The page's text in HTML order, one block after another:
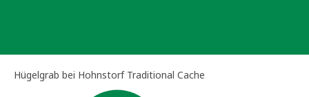
Hügelgrab bei Hohnstorf Traditional Cache